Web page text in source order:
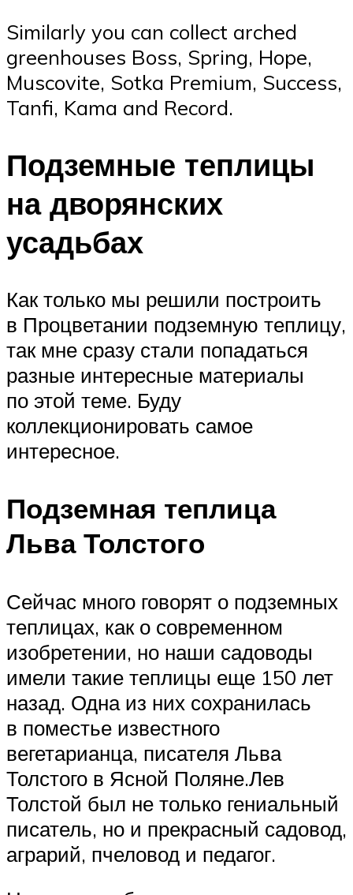
Similarly you can collect arched
greenhouses Boss, Spring, Hope,
Muscovite, Sotka Premium, Success,
Tanfi, Kama and Record.
Подземные теплицы
на дворянских
усадьбах
Как только мы решили построить
в Процветании подземную теплицу,
так мне сразу стали попадаться
разные интересные материалы
по этой теме. Буду
коллекционировать самое
интересное.
Подземная теплица
Льва Толстого
Сейчас много говорят о подземных
теплицах, как о современном
изобретении, но наши садоводы
имели такие теплицы еще 150 лет
назад. Одна из них сохранилась
в поместье известного
вегетарианца, писателя Льва
Толстого в Ясной Поляне.Лев
Толстой был не только гениальный
писатель, но и прекрасный садовод,
аграрий, пчеловод и педагог.